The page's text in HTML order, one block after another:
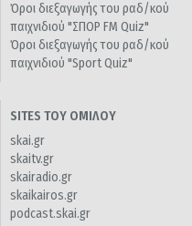
Όροι διεξαγωγής του ραδ/κού
παιχνιδιού "ΣΠΟΡ FM Quiz"
Όροι διεξαγωγής του ραδ/κού
παιχνιδιού "Sport Quiz"
SITES ΤΟΥ ΟΜΙΛΟΥ
skai.gr
skaitv.gr
skairadio.gr
skaikairos.gr
podcast.skai.gr